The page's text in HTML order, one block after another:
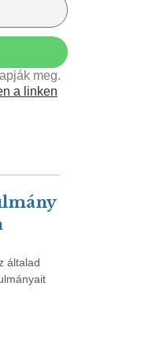
meg.
a linken
általad